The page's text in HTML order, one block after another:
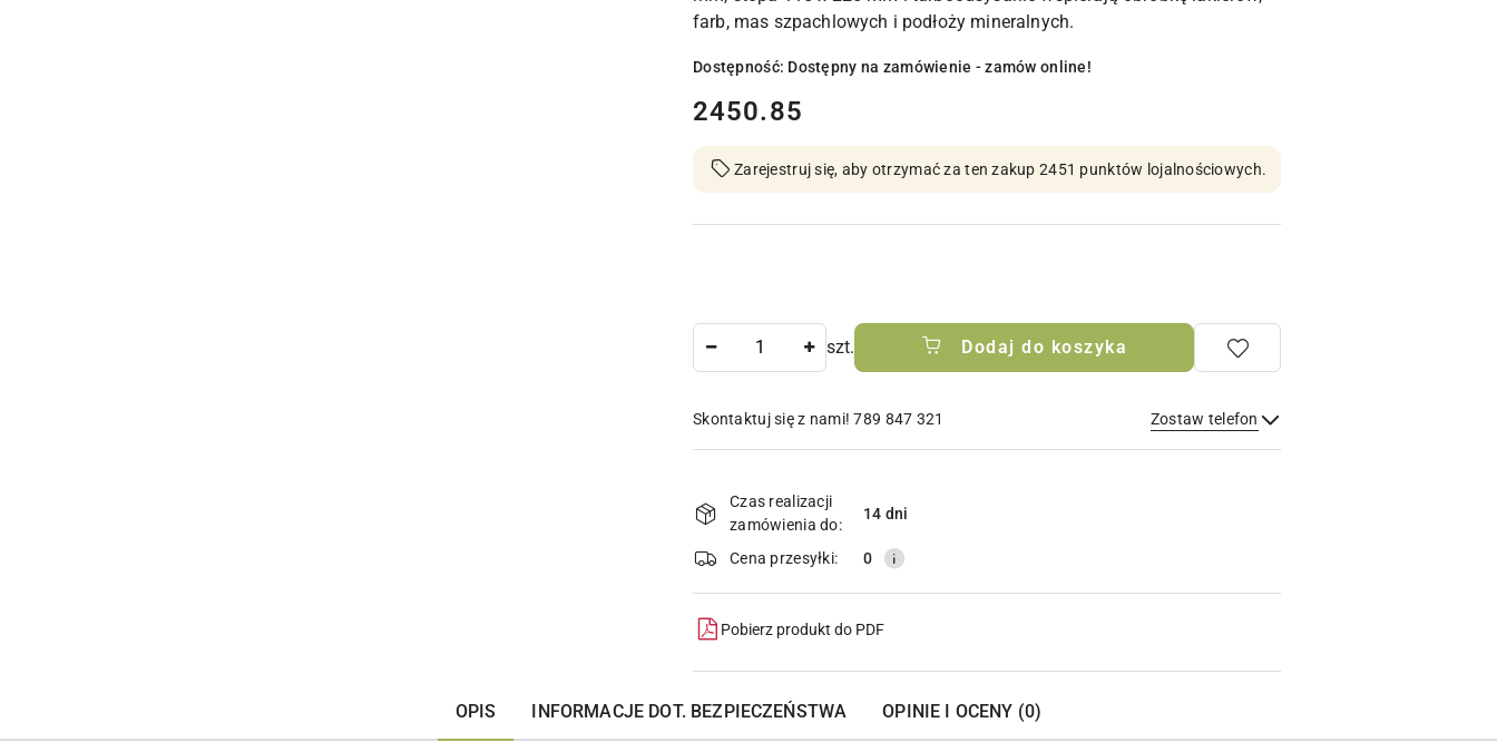
farb, mas szpachlowych i podłoży mineralnych.
Dostępność: Dostępny na zamówienie - zamów online!
cena:
2450.85
Zarejestruj się, aby otrzymać za ten zakup 2451 punktów lojalnościowych.
szt. Dodaj do koszyka
Skontaktuj się z nami! 789 847 321 Zostaw telefon
Wyślij
i
dostawa
Czas realizacji
zamówienia do:
14 dni
Cena przesyłki: 0
Pobierz produkt do PDF
OPIS INFORMACJE DOT. BEZPIECZEŃSTWA OPINIE I OCENY (0)